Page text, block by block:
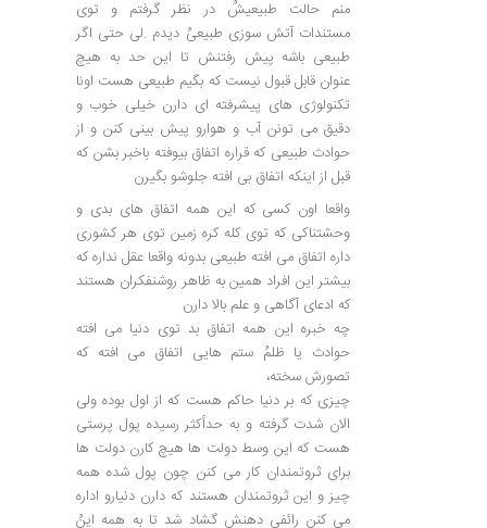
منم حالت طبیعیشُ در نظر گرفتم و توی
مستندات آتش سوزی طبیعیُ دیدم .لی حتی اگر
طبیعی باشه پیش رفتنش تا این حد به هیچ
عنوان قابل قبول نیست که بگیم طبیعی هست اونا
تکنولوژی های پیشرفته ای دارن خیلی خوب و
دقیق می تونن آب و هوارو پیش بینی کنن و از
حوادث طبیعی که قراره اتفاق بیوفته باخبر بشن که
قبل از اینکه اتفاق بی افته جلوشو بگیرن
واقعا اون کسی که این همه اتفاق های بدی و
وحشتناکی که توی کله کره زمین توی هر کشوری
داره اتفاق می افته طبیعی بدونه واقعا عقل نداره که
بیشتر این افراد همین به ظاهر روشنفکران هستند
که ادعای آگاهی و علم بالا دارن
چه خبره این همه اتفاق بد توی دنیا می افته
حوادث یا ظلمُ ستم هایی اتفاق می افته که
تصورش سخته،
چیزی که بر دنیا حاکم هست که از اول بوده ولی
الان شدت گرفته و به حدأکثر رسیده پول پرستی
هست که این وسط دولت ها هیچ کارن دولت ها
برای ثروتمندان کار می کنن چون پول شده همه
چیز و این ثروتمندان هستند که دارن دنیارو اداره
می کنن رائفی دهنش گشاد شد تا به همه اینُ